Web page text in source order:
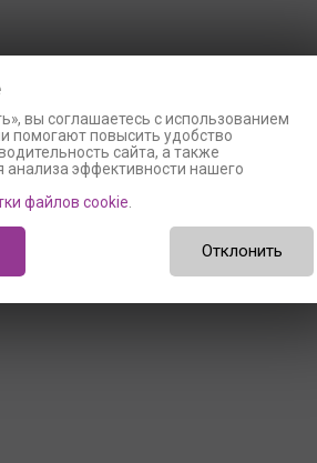
вы соглашаетесь с использованием
помогают повысить удобство
сайта, а также
анализа эффективности нашего
файлов cookie
Отклонить